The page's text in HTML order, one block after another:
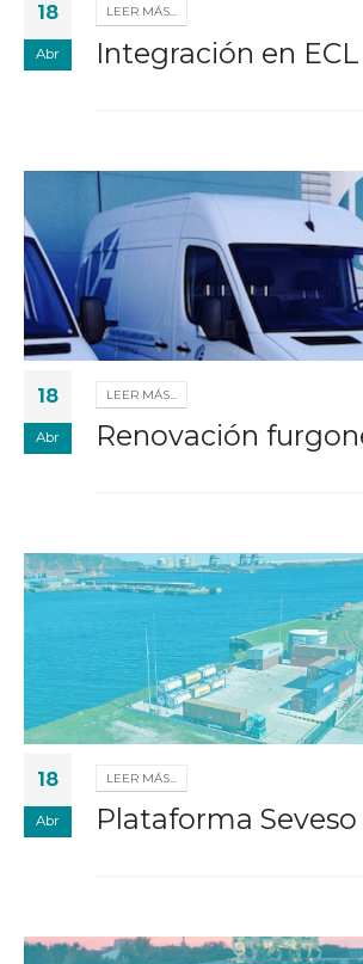
18
Abr
LEER MÁS...
Integración en ECL
18
Abr
LEER MÁS...
Renovación
18
Abr
LEER MÁS...
Plataforma